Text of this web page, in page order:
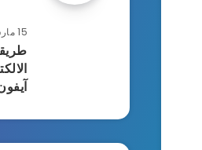
15 مارس، 2023